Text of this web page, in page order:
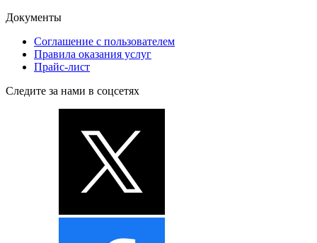
Документы
Соглашение с пользователем
Правила оказания услуг
Прайс-лист
Следите за нами в соцсетях